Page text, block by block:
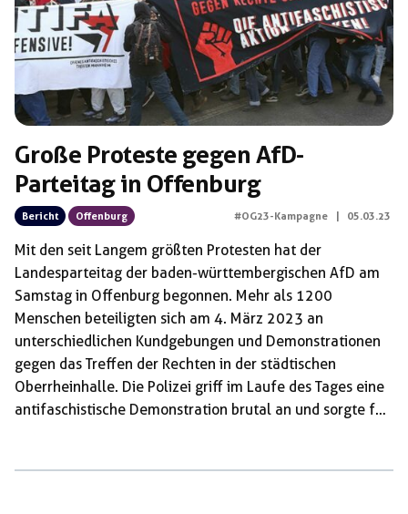
Große Proteste gegen AfD-
Parteitag in Offenburg
Bericht Offenburg #OG23-Kampagne 05.03.23
Mit den seit Langem größten Protesten hat der
Landesparteitag der baden-württembergischen AfD am
Samstag in Offenburg begonnen. Mehr als 1200
Menschen beteiligten sich am 4. März 2023 an
unterschiedlichen Kundgebungen und Demonstrationen
gegen das Treffen der Rechten in der städtischen
Oberrheinhalle. Die Polizei griff im Laufe des Tages eine
antifaschistische Demonstration brutal an und sorgte für